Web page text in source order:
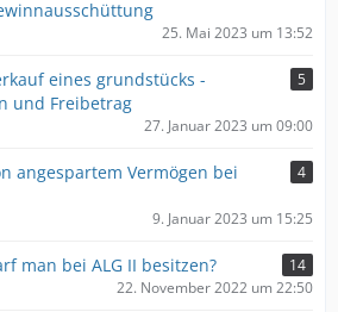
25. Mai 2023 um 13:52
eines grundstücks -
und Freibetrag
5
27. Januar 2023 um 09:00
angespartem Vermögen bei
4
9. Januar 2023 um 15:25
man bei ALG II besitzen?
14
22. November 2022 um 22:50